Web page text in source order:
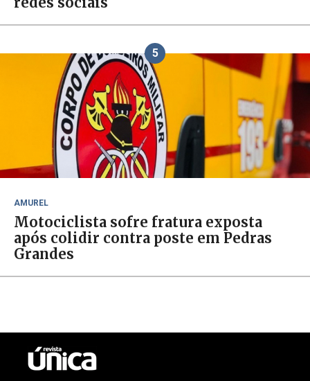
5
AMUREL
Motociclista sofre fratura exposta
após colidir contra poste em Pedras
Grandes